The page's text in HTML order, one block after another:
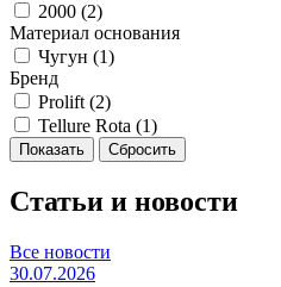
2000 (2)
Материал основания
Чугун (1)
Бренд
Prolift (2)
Tellure Rota (1)
Статьи и новости
Все новости
30.07.2026